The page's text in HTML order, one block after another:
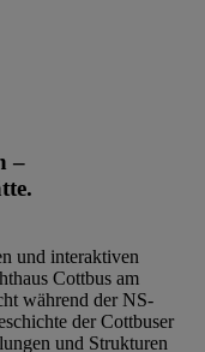
–
und interaktiven
Cottbus am
während der NS-
der Cottbuser
und Strukturen